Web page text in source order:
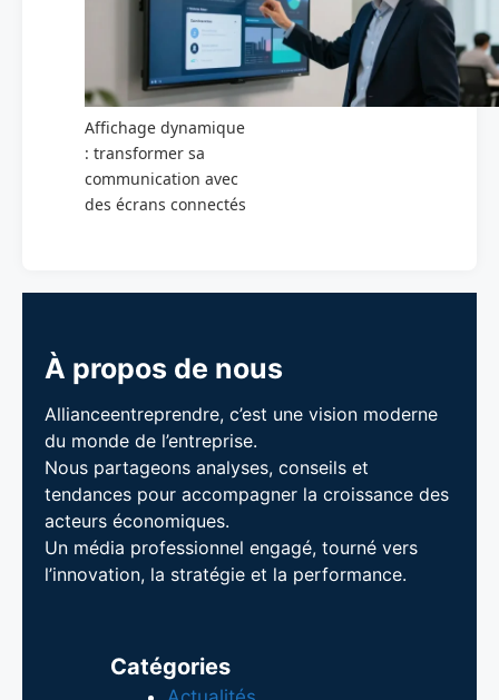
Affichage dynamique
: transformer sa
communication avec
des écrans connectés
À propos de nous
Allianceentreprendre, c’est une vision moderne
du monde de l’entreprise.
Nous partageons analyses, conseils et
tendances pour accompagner la croissance des
acteurs économiques.
Un média professionnel engagé, tourné vers
l’innovation, la stratégie et la performance.
Catégories